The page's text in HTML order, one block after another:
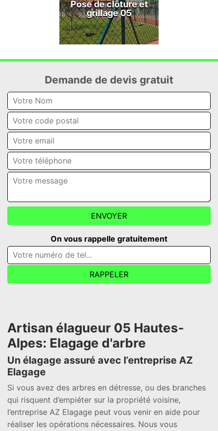
Pose de clôture et
grillage 05
Demande de devis gratuit
On vous rappelle gratuitement
Artisan élagueur 05 Hautes-
Alpes: Elagage d'arbre
Un élagage assuré avec l’entreprise AZ
Elagage
Si vous avez des arbres en détresse, ou des branches
qui risquent d’empiéter sur la propriété voisine,
l’entreprise AZ Elagage peut vous venir en aide pour
réaliser les opérations nécessaires. Nous vous